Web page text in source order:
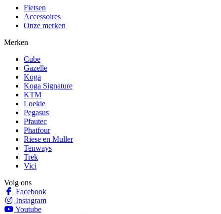
Fietsen
Accessoires
Onze merken
Merken
Cube
Gazelle
Koga
Koga Signature
KTM
Loekie
Pegasus
Pfautec
Phatfour
Riese en Muller
Tenways
Trek
Vici
Volg ons
Facebook
Instagram
Youtube